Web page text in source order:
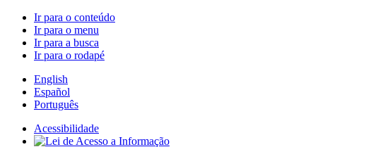
Ir para o conteúdo
Ir para o menu
Ir para a busca
Ir para o rodapé
English
Español
Português
Acessibilidade